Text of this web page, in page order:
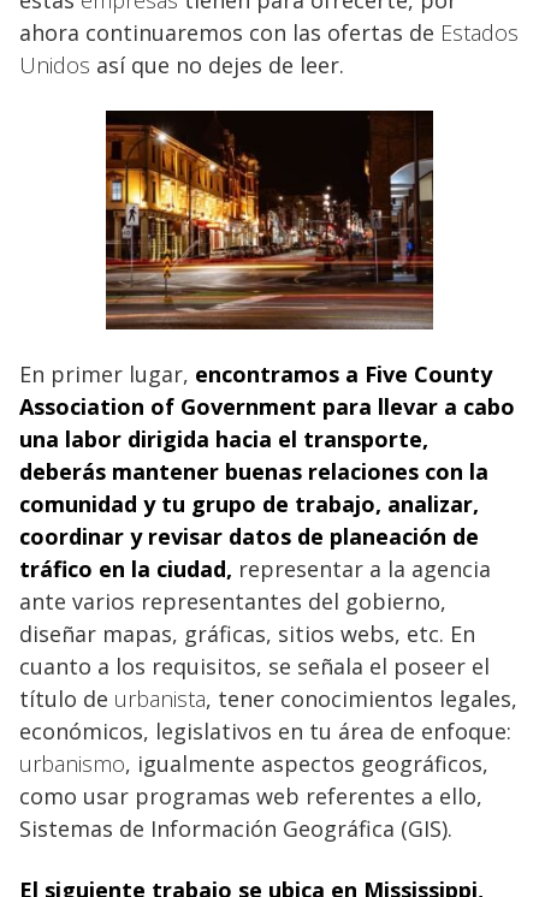
ahora continuaremos con las ofertas de Estados
Unidos así que no dejes de leer.
En primer lugar, encontramos a Five County
Association of Government para llevar a cabo
una labor dirigida hacia el transporte,
deberás mantener buenas relaciones con la
comunidad y tu grupo de trabajo, analizar,
coordinar y revisar datos de planeación de
tráfico en la ciudad, representar a la agencia
ante varios representantes del gobierno,
diseñar mapas, gráficas, sitios webs, etc. En
cuanto a los requisitos, se señala el poseer el
título de urbanista, tener conocimientos legales,
económicos, legislativos en tu área de enfoque:
urbanismo, igualmente aspectos geográficos,
como usar programas web referentes a ello,
Sistemas de Información Geográfica (GIS).
El siguiente trabajo se ubica en Mississippi,